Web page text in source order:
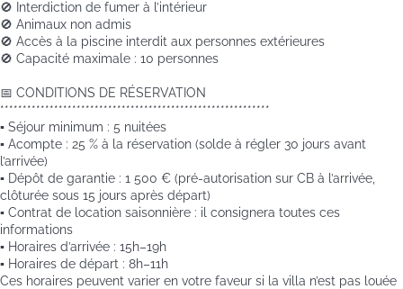
🚫 Interdiction de fumer à l’intérieur
🚫 Animaux non admis
🚫 Accès à la piscine interdit aux personnes extérieures
🚫 Capacité maximale : 10 personnes
📅 CONDITIONS DE RÉSERVATION
************************************************************
▪️ Séjour minimum : 5 nuitées
▪️ Acompte : 25 % à la réservation (solde à régler 30 jours avant
l’arrivée)
▪️ Dépôt de garantie : 1 500 € (pré-autorisation sur CB à l’arrivée,
clôturée sous 15 jours après départ)
▪️ Contrat de location saisonnière : il consignera toutes ces
informations
▪️ Horaires d’arrivée : 15h–19h
▪️ Horaires de départ : 8h–11h
Ces horaires peuvent varier en votre faveur si la villa n’est pas louée